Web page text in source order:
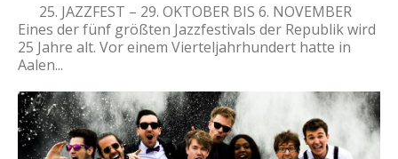
25. JAZZFEST – 29. OKTOBER BIS 6. NOVEMBER
Eines der fünf größten Jazzfestivals der Republik wird
25 Jahre alt. Vor einem Vierteljahrhundert hatte in
Aalen...